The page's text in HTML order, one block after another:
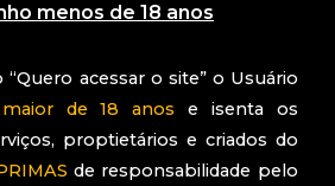
menos de 18 anos
acessar o site” o Usuário
maior de 18 anos e isenta os
proptietários e criados do
de responsabilidade pelo
ser uma